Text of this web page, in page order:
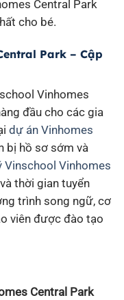
Central Park
cho bé.
Park – Cập
Vinhomes
đầu cho các gia
dự án Vinhomes
bị hồ sơ sớm và
Vinschool Vinhomes
thời gian tuyển
trình song ngữ, cơ
viên được đào tạo
Central Park